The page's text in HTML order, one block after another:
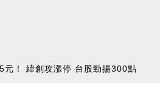
元！ 緯創攻漲停 台股勁揚300點